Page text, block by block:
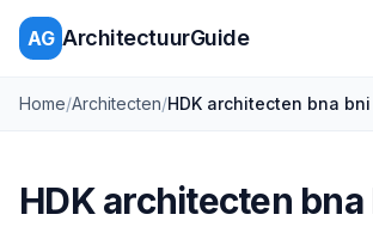
AG ArchitectuurGuide
Home/Architecten/HDK architecten bna
HDK architecten